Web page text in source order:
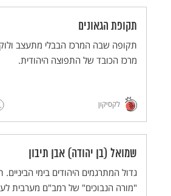
תקופת הגאונים
תקופה שבה המרכז הבבלי מתעצב
מרכז הכובד של התפוצה היהודית.
לקסיקון
שמואל (בן יהודה) אבן תיבון
גדול המתרגמים היהודים בימי
"מורה הנבוכים" של רמב"ם מערבית